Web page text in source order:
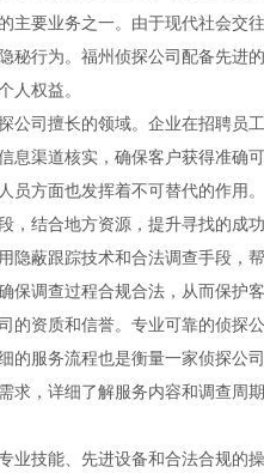
主要业务之一。由于现代社会交
秘行为。福州侦探公司配备先进
人权益。
公司擅长的领域。企业在招聘员
息渠道核实，确保客户获得准确
员方面也发挥着不可替代的作用
，结合地方资源，提升寻找的成
隐蔽跟踪技术和合法调查手段，
保调查过程合规合法，从而保护
的资质和信誉。专业可靠的侦探
的服务流程也是衡量一家侦探公
求，详细了解服务内容和调查周
业技能、先进设备和合法合规的